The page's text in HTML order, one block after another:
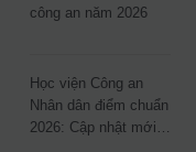
công an năm 2026
Học viện Công an
Nhân dân điểm chuẩn
2026: Cập nhật mới